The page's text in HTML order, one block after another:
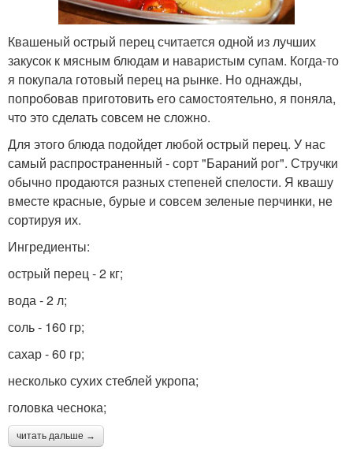
Квашеный острый перец считается одной из лучших
закусок к мясным блюдам и наваристым супам. Когда-то
я покупала готовый перец на рынке. Но однажды,
попробовав приготовить его самостоятельно, я поняла,
что это сделать совсем не сложно.
Для этого блюда подойдет любой острый перец. У нас
самый распространенный - сорт "Бараний рог". Стручки
обычно продаются разных степеней спелости. Я квашу
вместе красные, бурые и совсем зеленые перчинки, не
сортируя их.
Ингредиенты:
острый перец - 2 кг;
вода - 2 л;
соль - 160 гр;
сахар - 60 гр;
несколько сухих стеблей укропа;
головка чеснока;
читать дальше →